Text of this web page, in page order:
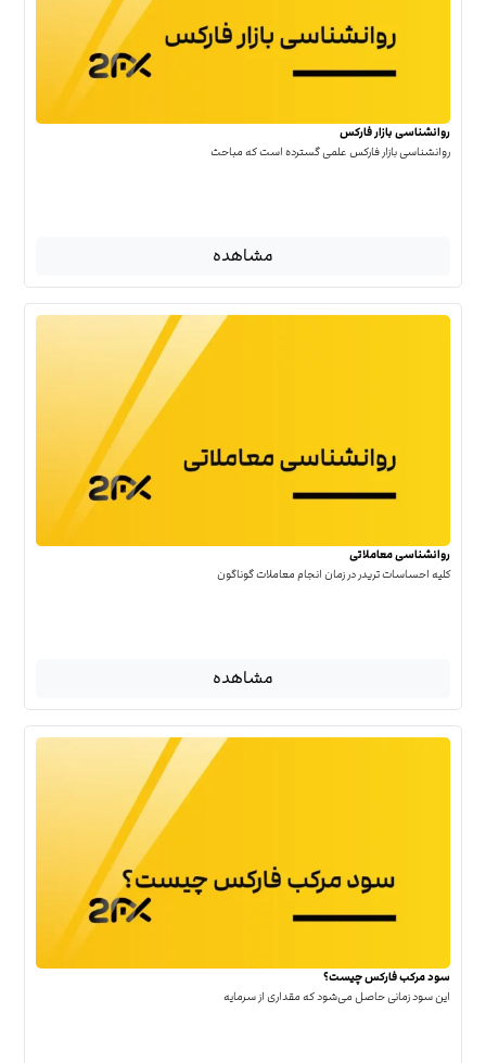
روانشناسی بازار فارکس
روانشناسی بازار فارکس علمی گسترده است که مباحث
مشاهده
روانشناسی معاملاتی
کلیه احساسات تریدر در زمان انجام معاملات گوناگون
مشاهده
سود مرکب فارکس چیست؟
این سود زمانی حاصل می‌شود که مقداری از سرمایه